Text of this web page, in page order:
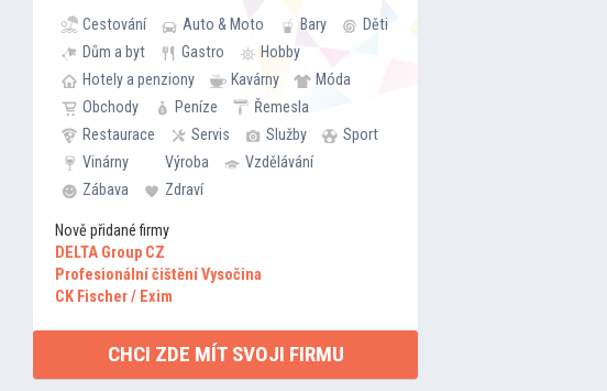
Cestování Auto & Moto Bary
Děti
Dům a byt
Gastro
Hobby
Hotely a penziony
Kavárny
Móda
Obchody
Peníze
Řemesla
Restaurace
Servis Služby
Sport
Vinárny
Výroba
Vzdělávání
Zábava
Zdraví
Nově přidané firmy
DELTA Group CZ
Profesionální čištění Vysočina
CK Fischer / Exim
CHCI ZDE MÍT SVOJI FIRMU